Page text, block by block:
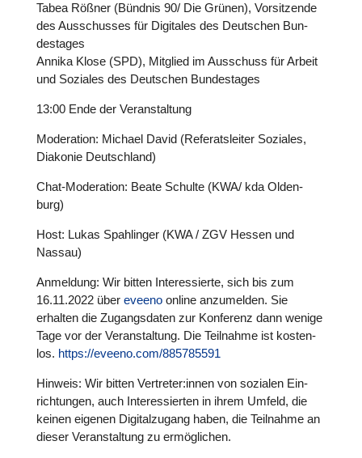
Tabea Rößner (Bündnis 90/ Die Grünen), Vor­sit­zende
des Aus­schus­ses für Digi­ta­les des Deut­schen Bun­
des­ta­ges
Annika Klose (SPD), Mitglied im Aus­schuss für Arbeit
und Soziales des Deut­schen Bun­des­ta­ges
13:00 Ende der Ver­an­stal­tung
Mode­ra­tion: Michael David (Refe­rats­lei­ter Soziales,
Diakonie Deutsch­land)
Chat-Mode­ra­tion: Beate Schulte (KWA/ kda Olden­
burg)
Host: Lukas Spah­lin­ger (KWA / ZGV Hessen und
Nassau)
Anmel­dung: Wir bitten Inter­es­sierte, sich bis zum
16.11.2022 über eveenoonline anzu­mel­den. Sie
erhalten die Zugangs­da­ten zur Kon­fe­renz dann wenige
Tage vor der Ver­an­stal­tung. Die Teil­nahme ist kos­ten­
los. https://eveeno.com/885785591
Hinweis: Wir bitten Vertreter:innen von sozialen Ein­
rich­tun­gen, auch Inter­es­sier­ten in ihrem Umfeld, die
keinen eigenen Digi­tal­zu­gang haben, die Teil­nahme an
dieser Ver­an­stal­tung zu ermög­li­chen.